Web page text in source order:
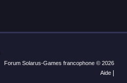
Forum Solarus-Games francophone © 2026
Aide